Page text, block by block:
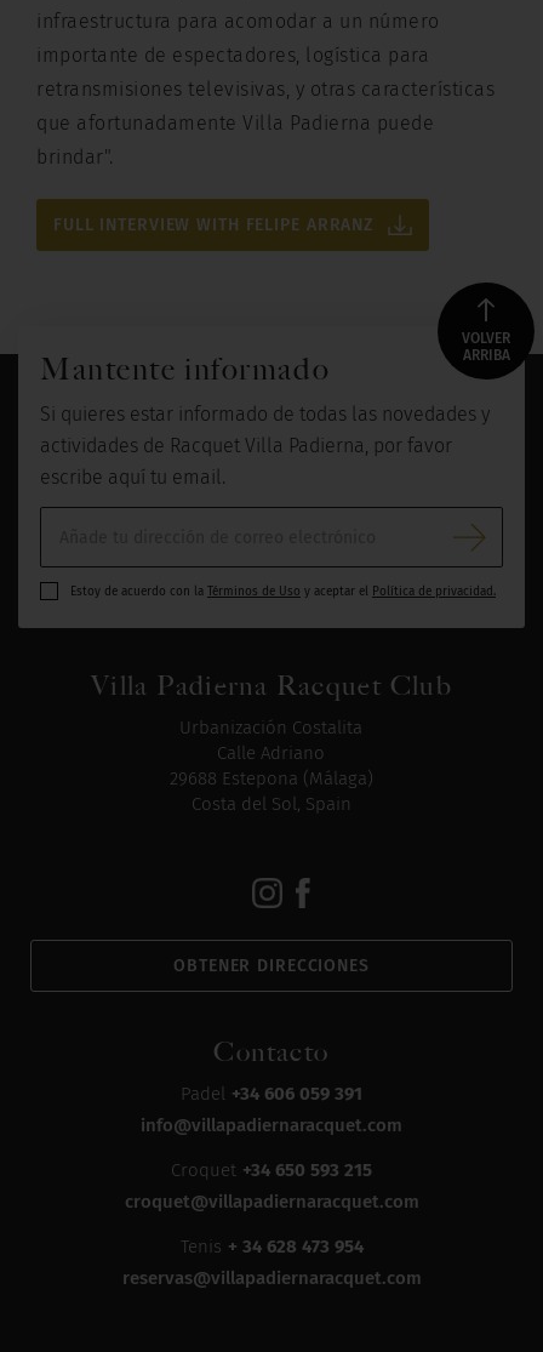
infraestructura para acomodar a un número
importante de espectadores, logística para
retransmisiones televisivas, y otras características
que afortunadamente Villa Padierna puede
brindar".
FULL INTERVIEW WITH FELIPE ARRANZ
Villa Padierna Racquet Club
Urbanización Costalita
Calle Adriano
29688 Estepona (Málaga)
Costa del Sol, Spain
OBTENER DIRECCIONES
Contacto
Padel +34 606 059 391
info@villapadiernaracquet.com
Croquet +34 650 593 215
croquet@villapadiernaracquet.com
Tenis + 34 628 473 954
reservas@villapadiernaracquet.com
VOLVER
ARRIBA
Mantente informado
Si quieres estar informado de todas las novedades y
actividades de Racquet Villa Padierna, por favor
escribe aquí tu email.
Estoy de acuerdo con la Términos de Uso y aceptar el Política de privacidad.